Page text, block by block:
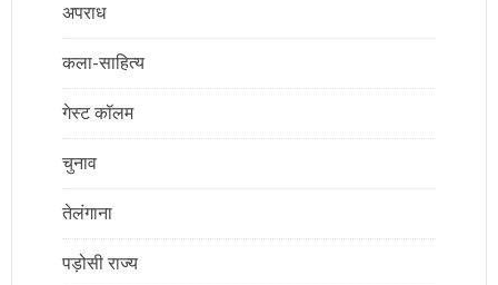
अपराध
कला-साहित्य
गेस्ट कॉलम
चुनाव
तेलंगाना
पड़ोसी राज्य